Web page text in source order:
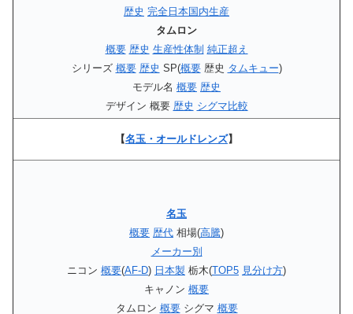
歴史 完全日本国内生産
タムロン
概要 歴史 生産性体制 純正超え
シリーズ 概要 歴史 SP(概要歴史 タムキュー)
モデル名 概要 歴史
デザイン 概要 歴史 シグマ比較
【名玉・オールドレンズ】
名玉
概要 歴代 相場(高騰)
メーカー別
ニコン 概要(AF-D) 日本製 栃木(TOP5 見分け方)
キャノン 概要
タムロン 概要シグマ 概要